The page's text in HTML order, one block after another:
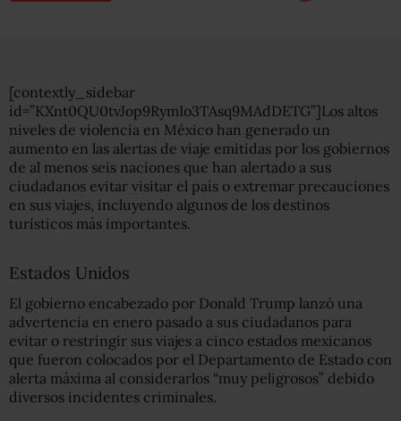
[contextly_sidebar
id=”KXnt0QU0tvJop9RymIo3TAsq9MAdDETG”]Los altos
niveles de violencia en México han generado un
aumento en las alertas de viaje emitidas por los gobiernos
de al menos seis naciones que han alertado a sus
ciudadanos evitar visitar el país o extremar precauciones
en sus viajes, incluyendo algunos de los destinos
turísticos más importantes.
Estados Unidos
El gobierno encabezado por Donald Trump lanzó una
advertencia en enero pasado a sus ciudadanos para
evitar o restringir sus viajes a cinco estados mexicanos
que fueron colocados por el Departamento de Estado con
alerta máxima al considerarlos “muy peligrosos” debido
diversos incidentes criminales.